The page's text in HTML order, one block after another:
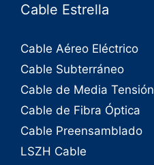
Cable Estrella
Cable Aéreo Eléctrico
Cable Subterráneo
Cable de Media Tensión
Cable de Fibra Óptica
Cable Preensamblado
LSZH Cable